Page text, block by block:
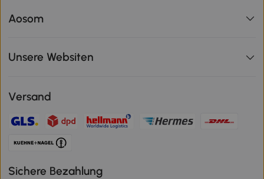
Aosom
Unsere Websiten
Versand
Sichere Bezahlung